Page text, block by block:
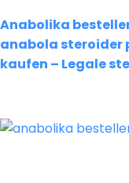
Anabolika
anabola steroider
kaufen – Legale